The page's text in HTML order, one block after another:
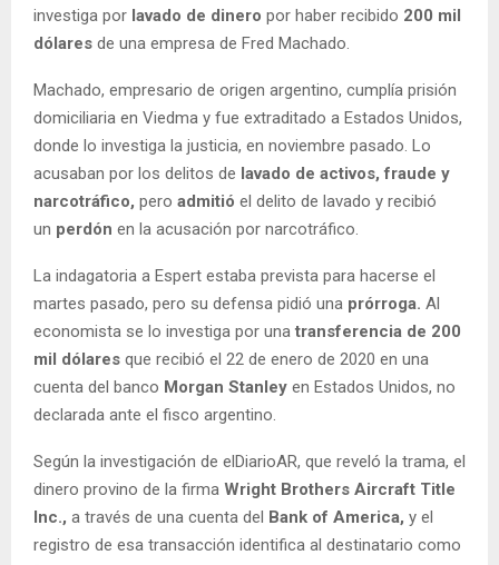
investiga por lavado de dinero por haber recibido 200 mil
dólares de una empresa de Fred Machado.
Machado, empresario de origen argentino, cumplía prisión
domiciliaria en Viedma y fue extraditado a Estados Unidos,
donde lo investiga la justicia, en noviembre pasado. Lo
acusaban por los delitos de lavado de activos, fraude y
narcotráfico, pero admitió el delito de lavado y recibió
un perdón en la acusación por narcotráfico.
La indagatoria a Espert estaba prevista para hacerse el
martes pasado, pero su defensa pidió una prórroga. Al
economista se lo investiga por una transferencia de 200
mil dólares que recibió el 22 de enero de 2020 en una
cuenta del banco Morgan Stanley en Estados Unidos, no
declarada ante el fisco argentino.
Según la investigación de elDiarioAR, que reveló la trama, el
dinero provino de la firma Wright Brothers Aircraft Title
Inc., a través de una cuenta del Bank of America, y el
registro de esa transacción identifica al destinatario como